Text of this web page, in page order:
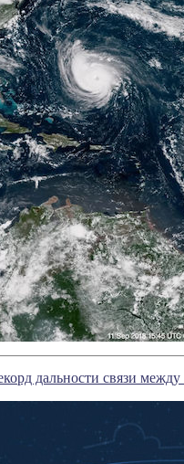
дальности связи между